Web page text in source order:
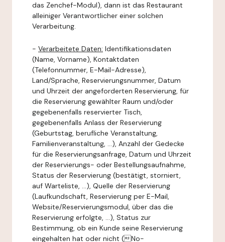
das Zenchef-Modul), dann ist das Restaurant
alleiniger Verantwortlicher einer solchen
Verarbeitung.
- Verarbeitete Daten: Identifikationsdaten
(Name, Vorname), Kontaktdaten
(Telefonnummer, E-Mail-Adresse),
Land/Sprache, Reservierungsnummer, Datum
und Uhrzeit der angeforderten Reservierung, für
die Reservierung gewählter Raum und/oder
gegebenenfalls reservierter Tisch,
gegebenenfalls Anlass der Reservierung
(Geburtstag, berufliche Veranstaltung,
Familienveranstaltung, ...), Anzahl der Gedecke
für die Reservierungsanfrage, Datum und Uhrzeit
der Reservierungs- oder Bestellungsaufnahme,
Status der Reservierung (bestätigt, storniert,
auf Warteliste, ...), Quelle der Reservierung
(Laufkundschaft, Reservierung per E-Mail,
Website/Reservierungsmodul, über das die
Reservierung erfolgte, ...), Status zur
Bestimmung, ob ein Kunde seine Reservierung
eingehalten hat oder nicht (No-